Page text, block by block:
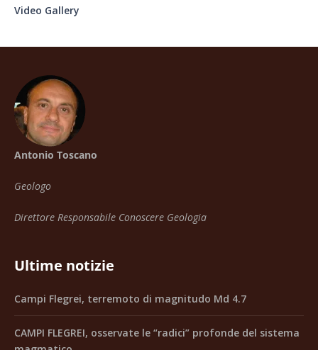
Video Gallery
Antonio Toscano
Geologo
Direttore Responsabile Conoscere Geologia
Ultime notizie
Campi Flegrei, terremoto di magnitudo Md 4.7
CAMPI FLEGREI, osservate le “radici” profonde del sistema